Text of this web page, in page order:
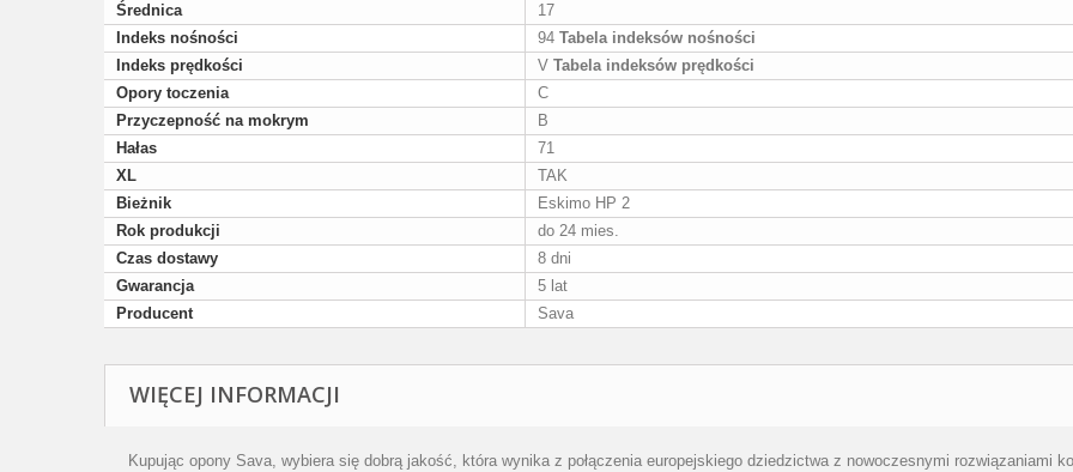
Średnica
17
Indeks nośności
94 Tabela indeksów nośności
Indeks prędkości
V Tabela indeksów prędkości
Opory toczenia
C
Przyczepność na mokrym
B
Hałas
71
XL
TAK
Bieżnik
Eskimo HP 2
Rok produkcji
do 24 mies.
Czas dostawy
8 dni
Gwarancja
5 lat
Producent
Sava
WIĘCEJ INFORMACJI
Kupując opony Sava, wybiera się dobrą jakość, która wynika z połączenia europejskiego dziedzictwa z nowoczesnymi rozwiązaniami